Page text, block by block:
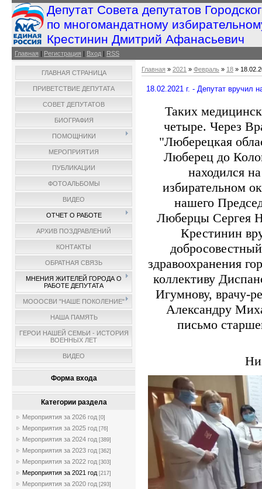
Депутат Совета депутатов
по многомандатному
Крестинин Дмитрий Афанасьевич
Главная | Регистрация | Вход | RSS
ГЛАВНАЯ СТРАНИЦА
ПРИВЕТСТВИЕ ДЕПУТАТА
СОВЕТ ДЕПУТАТОВ
БИОГРАФИЯ
ПОМОЩНИКИ
МЕРОПРИЯТИЯ
ПУБЛИКАЦИИ
ФОТОАЛЬБОМЫ
ВИДЕО
ОТЧЕТ О РАБОТЕ
АРХИВ ПОЗДРАВЛЕНИЙ
КОНТАКТЫ
ОБРАТНАЯ СВЯЗЬ
МНЕНИЯ ЖИТЕЛЕЙ ГОРОДА О
РАБОТЕ ДЕПУТАТА
МОООСВИ "НАШЕ ПОКОЛЕНИЕ"
НАША ПАМЯТЬ
ГЕРОИ НАШЕЙ СЕМЬИ - ИСТОРИЯ
ВОЕННЫХ ЛЕТ
ВИДЕО
Форма входа
Категории раздела
Мероприятия за 2026 год [0]
Мероприятия за 2025 год [76]
Мероприятия за 2024 год [389]
Мероприятия за 2023 год [362]
Мероприятия за 2022 год [303]
Мероприятия за 2021 год [217]
Мероприятия за 2020 год [293]
Главная » 2021 » Февраль » 18 »
18.02.2021 г. - Депутат вручил
Таких
четыре️. Через
"Люберецкая
Люберец до
находился
избирательном
нашего
Люберцы Сергея
Крестинин
здравоохранения
коллективу
Игумнову, врачу-
Александру
письмо